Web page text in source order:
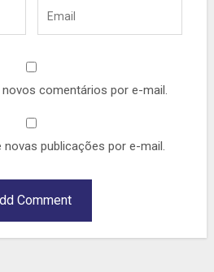
comentários por e-mail.
publicações por e-mail.